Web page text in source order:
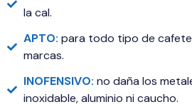
la cal.
APTO: para todo tipo de
marcas.
INOFENSIVO: no daña los
inoxidable, aluminio ni caucho.